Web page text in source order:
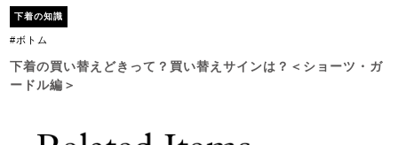
下着の知識
#ボトム
下着の買い替えどきって？買い替えサインは？＜ショーツ・ガ
ードル編＞